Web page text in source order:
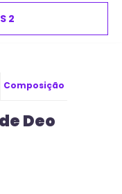
2
Composição
Deo